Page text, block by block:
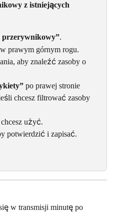
z istniejących
przerywnikowy”.
w prawym górnym rogu.
aby znaleźć zasoby o
po prawej stronie
chcesz filtrować zasoby
użyć.
potwierdzić i zapisać.
w transmisji minutę po